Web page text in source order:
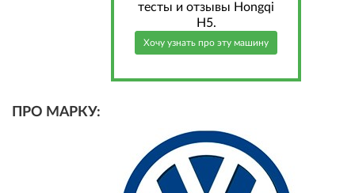
тесты и отзывы Hongqi
H5.
Хочу узнать про эту машину
ПРО МАРКУ: